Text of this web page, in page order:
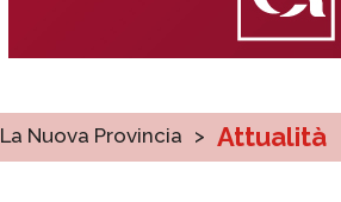
La Nuova Provincia > Attualità